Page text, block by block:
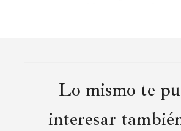
Lo mismo te
interesar